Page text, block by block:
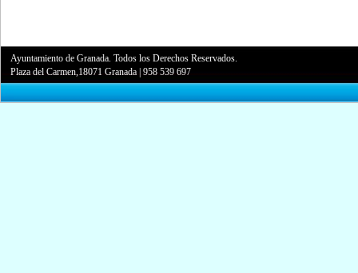
Ayuntamiento de Granada. Todos los Derechos Reservados.
Plaza del Carmen,18071 Granada |958 539 697